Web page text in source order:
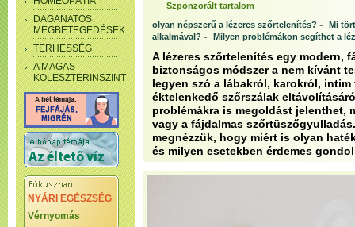
DAGANATOS
MEGBETEGEDÉSEK
TERHESSÉG
A MAGAS
KOLESZTERINSZINT
NYÁRI EGÉSZSÉG
Vérnyomás
Szponzorált tartalom
olyan népszerű a lézeres szőrtelenítés? - Mi
alkalmával? - Milyen problémákon segíthet a
A lézeres szőrtelenítés egy modern,
biztonságos módszer a nem kívánt
legyen szó a lábakról, karokról,
éktelenkedő szőrszálak
problémákra is megoldást jelenthet,
vagy a fájdalmas
megnézzük, hogy miért is olyan
és milyen esetekben érdemes